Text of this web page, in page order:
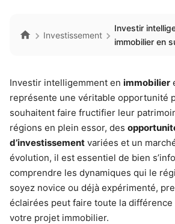
Investissement
Investir
immobilier en
Investir intelligemment en immobilier
représente une véritable opportunité
souhaitent faire fructifier leur
régions en plein essor, des
d’investissement variées et un
évolution, il est essentiel de bien
comprendre les dynamiques qui le
soyez novice ou déjà expérimenté,
éclairées peut faire toute la différence
votre projet immobilier.